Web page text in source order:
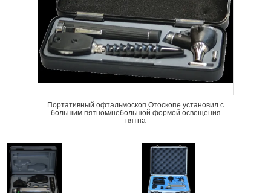
Портативный офтальмоскоп Отоскопе установил с
большим пятном/небольшой формой освещения
пятна